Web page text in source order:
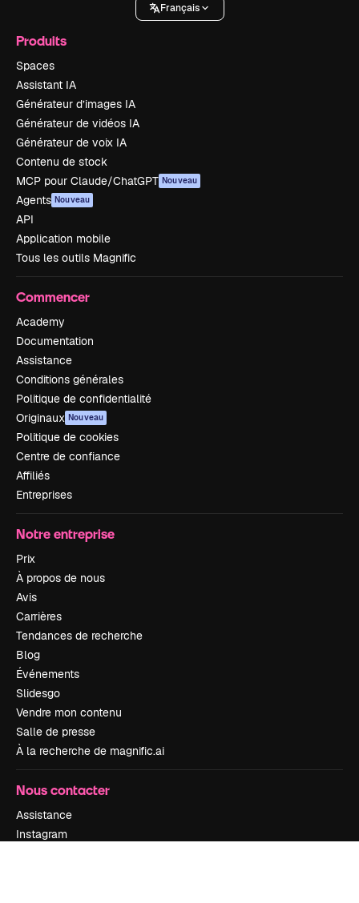
Français
Produits
Spaces
Assistant IA
Générateur d’images IA
Générateur de vidéos IA
Générateur de voix IA
Contenu de stock
MCP pour Claude/ChatGPT Nouveau
Agents Nouveau
API
Application mobile
Tous les outils Magnific
Commencer
Academy
Documentation
Assistance
Conditions générales
Politique de confidentialité
Originaux Nouveau
Politique de cookies
Centre de confiance
Affiliés
Entreprises
Notre entreprise
Prix
À propos de nous
Avis
Carrières
Tendances de recherche
Blog
Événements
Slidesgo
Vendre mon contenu
Salle de presse
À la recherche de magnific.ai
Nous contacter
Assistance
Instagram